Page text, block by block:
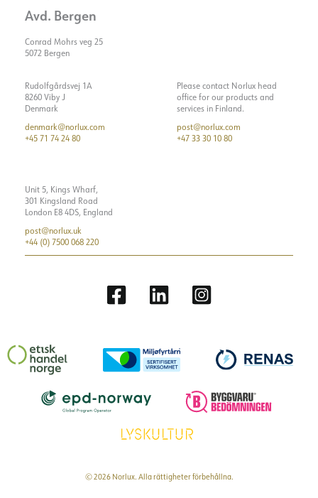
Avd. Bergen
Conrad Mohrs veg 25
5072 Bergen
Rudolfgårdsvej 1A
8260 Viby J
Denmark
denmark@norlux.com
+45 71 74 24 80
Please contact Norlux head
office for our products and
services in Finland.
post@norlux.com
+47 33 30 10 80
Unit 5, Kings Wharf,
301 Kingsland Road
London E8 4DS, England
post@norlux.uk
+44 (0) 7500 068 220
© 2026 Norlux. Alla rättigheter förbehållna.